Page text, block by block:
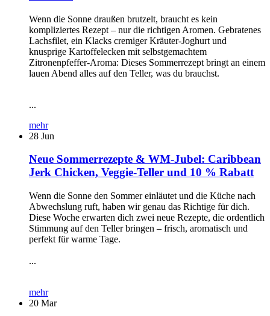
Wenn die Sonne draußen brutzelt, braucht es kein
kompliziertes Rezept – nur die richtigen Aromen. Gebratenes
Lachsfilet, ein Klacks cremiger Kräuter-Joghurt und
knusprige Kartoffelecken mit selbstgemachtem
Zitronenpfeffer-Aroma: Dieses Sommerrezept bringt an einem
lauen Abend alles auf den Teller, was du brauchst.
...
mehr
28 Jun
Neue Sommerrezepte & WM-Jubel: Caribbean
Jerk Chicken, Veggie-Teller und 10 % Rabatt
Wenn die Sonne den Sommer einläutet und die Küche nach
Abwechslung ruft, haben wir genau das Richtige für dich.
Diese Woche erwarten dich zwei neue Rezepte, die ordentlich
Stimmung auf den Teller bringen – frisch, aromatisch und
perfekt für warme Tage.
...
mehr
20 Mar